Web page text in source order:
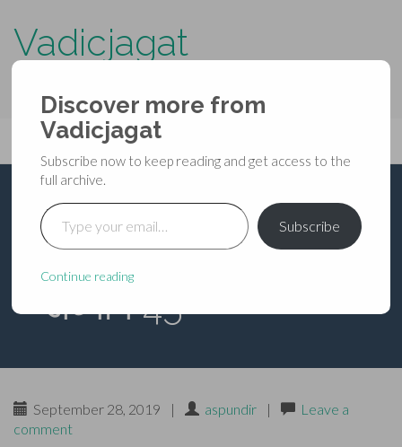
Vadicjagat
Primary
Menu
content
Vadicjagat
शिवमहापुराण – द्वितीय
रुद्रसंहिता [पंचम-युद्धखण्ड]
– अध्याय 45
September 28, 2019 | aspundir |
Leave a
comment
Discover more from
Vadicjagat
Subscribe now to keep reading and get access to the
full archive.
Type your email…
Subscribe
Continue reading